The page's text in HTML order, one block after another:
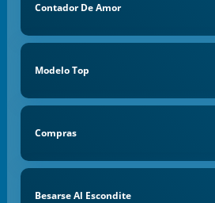
Contador De Amor
Modelo Top
Compras
Besarse Al Escondite